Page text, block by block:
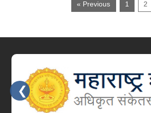
« Previous 1 2
❮